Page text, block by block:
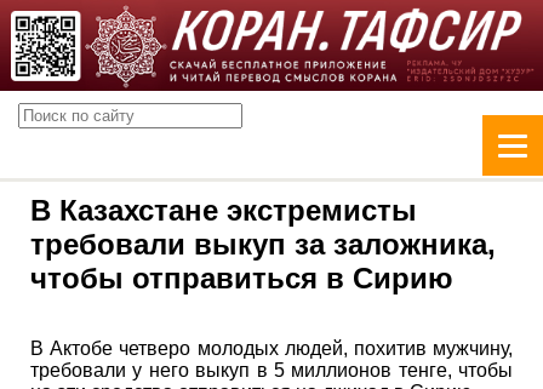
В Казахстане экстремисты
требовали выкуп за заложника,
чтобы отправиться в Сирию
В Актобе четверо молодых людей, похитив мужчину,
требовали у него выкуп в 5 миллионов тенге, чтобы